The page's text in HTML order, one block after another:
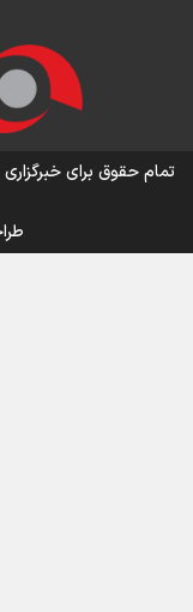
اینفو برنا /
تمام حقوق برای